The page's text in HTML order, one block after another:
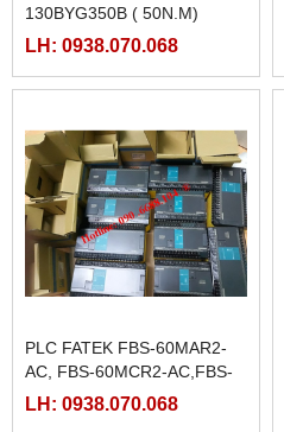
130BYG350B ( 50N.M)
LH: 0938.070.068
PLC FATEK FBS-60MAR2-
AC, FBS-60MCR2-AC,FBS-
60MAT2-AC, FBS-60MCT2-
LH: 0938.070.068